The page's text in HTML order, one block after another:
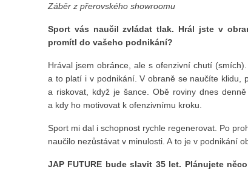
Záběr z přerovského showroomu
Sport vás naučil zvládat tlak. Hrál jste v
promítl do vašeho podnikání?
Hrával jsem obránce, ale s ofenzivní chutí
a to platí i v podnikání. V obraně se naučíte klidu,
a riskovat, když je šance. Obě roviny dnes
a kdy ho motivovat k ofenzivnímu kroku.
Sport mi dal i schopnost rychle regenerovat. Po
naučilo nezůstávat v minulosti. A to je v podnikání
JAP FUTURE bude slavit 35 let. Plánujete